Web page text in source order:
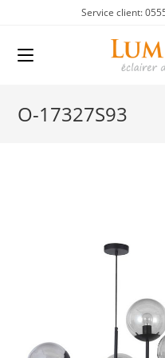
content
Service client:
O-17327S93